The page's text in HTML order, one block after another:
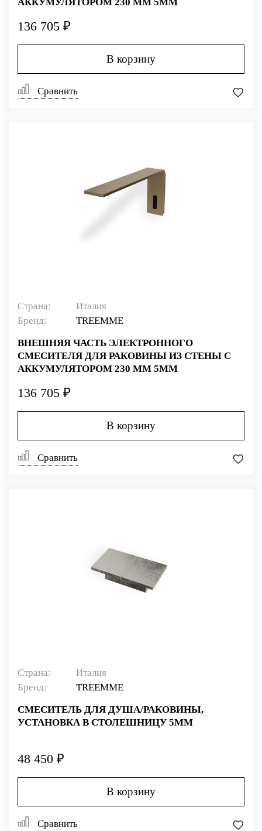
136 705 ₽
В корзину
Сравнить
Страна:
Италия
Бренд:
TREEMME
ВНЕШНЯЯ ЧАСТЬ ЭЛЕКТРОННОГО
СМЕСИТЕЛЯ ДЛЯ РАКОВИНЫ ИЗ СТЕНЫ С
АККУМУЛЯТОРОМ 230 ММ 5MM
136 705 ₽
В корзину
Сравнить
Страна:
Италия
Бренд:
TREEMME
СМЕСИТЕЛЬ ДЛЯ ДУША/РАКОВИНЫ,
УСТАНОВКА В СТОЛЕШНИЦУ 5MM
48 450 ₽
В корзину
Сравнить